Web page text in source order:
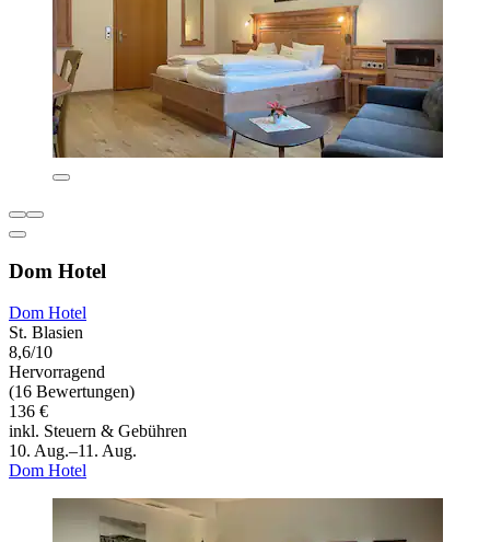
Dom Hotel
Dom Hotel
St. Blasien
8,6/10
Hervorragend
(16 Bewertungen)
136 €
inkl. Steuern & Gebühren
10. Aug.–11. Aug.
Dom Hotel